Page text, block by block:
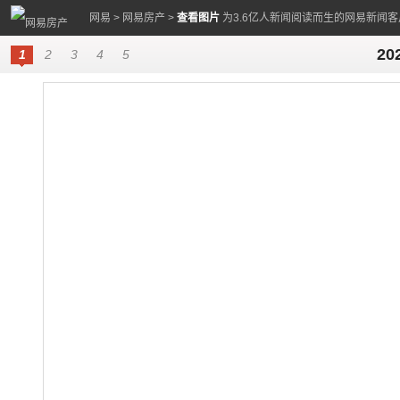
网易 > 网易房产 > 查看图片 为3.6亿人新闻阅读而生的网易新闻
1 2 3 4 5